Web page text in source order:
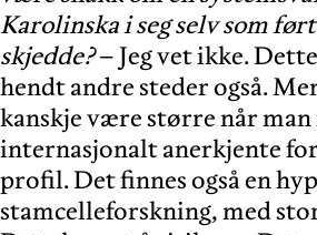
Karolinska i seg selv som
skjedde?– Jeg vet ikke.
hendt andre steder også.
kanskje være større når
internasjonalt anerkjente
profil. Det finnes også en
stamcelleforskning, med